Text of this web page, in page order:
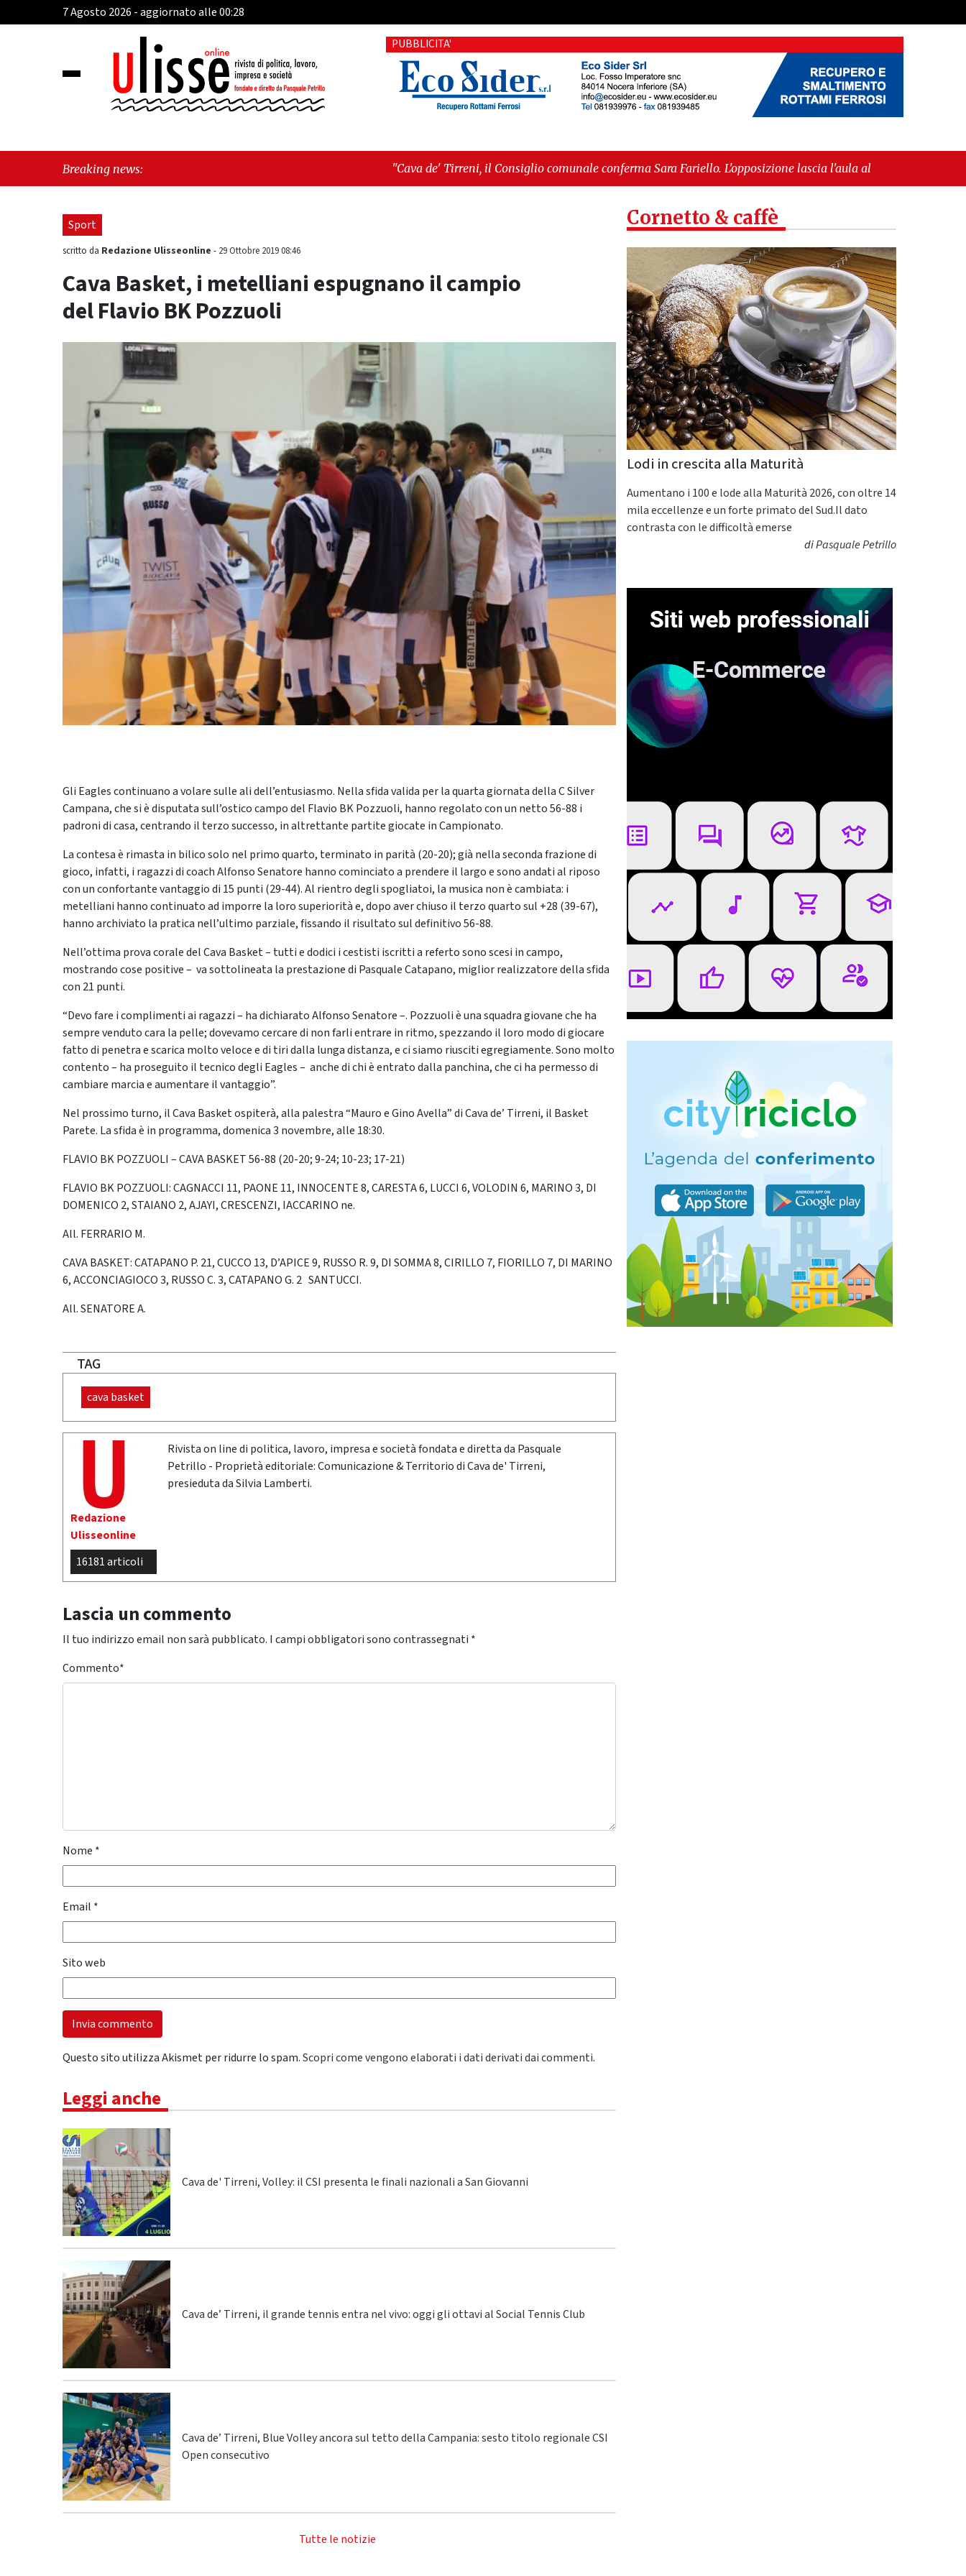
7 Agosto 2026 - aggiornato alle 00:28
PUBBLICITA'
Breaking news: "Cava de' Tirreni, il Consiglio comunale conferma Sara Fariello. L'opposizione lascia l'aula al momento del voto"
"Vietri sul Mare, giornata storica: la ceramica ammessa alla fase europea per l’IGP"
Sport
scritto da Redazione Ulisseonline - 29 Ottobre 2019 08:46
Cava Basket, i metelliani espugnano il campio
del Flavio BK Pozzuoli
Gli Eagles continuano a volare sulle ali dell’entusiasmo. Nella sfida valida per la quarta giornata della C Silver
Campana, che si è disputata sull’ostico campo del Flavio BK Pozzuoli, hanno regolato con un netto 56-88 i
padroni di casa, centrando il terzo successo, in altrettante partite giocate in Campionato.
La contesa è rimasta in bilico solo nel primo quarto, terminato in parità (20-20); già nella seconda frazione di
gioco, infatti, i ragazzi di coach Alfonso Senatore hanno cominciato a prendere il largo e sono andati al riposo
con un confortante vantaggio di 15 punti (29-44). Al rientro degli spogliatoi, la musica non è cambiata: i
metelliani hanno continuato ad imporre la loro superiorità e, dopo aver chiuso il terzo quarto sul +28 (39-67),
hanno archiviato la pratica nell’ultimo parziale, fissando il risultato sul definitivo 56-88.
Nell’ottima prova corale del Cava Basket – tutti e dodici i cestisti iscritti a referto sono scesi in campo,
mostrando cose positive – va sottolineata la prestazione di Pasquale Catapano, miglior realizzatore della sfida
con 21 punti.
“Devo fare i complimenti ai ragazzi – ha dichiarato Alfonso Senatore –. Pozzuoli è una squadra giovane che ha
sempre venduto cara la pelle; dovevamo cercare di non farli entrare in ritmo, spezzando il loro modo di giocare
fatto di penetra e scarica molto veloce e di tiri dalla lunga distanza, e ci siamo riusciti egregiamente. Sono molto
contento – ha proseguito il tecnico degli Eagles – anche di chi è entrato dalla panchina, che ci ha permesso di
cambiare marcia e aumentare il vantaggio”.
Nel prossimo turno, il Cava Basket ospiterà, alla palestra “Mauro e Gino Avella” di Cava de’ Tirreni, il Basket
Parete. La sfida è in programma, domenica 3 novembre, alle 18:30.
FLAVIO BK POZZUOLI – CAVA BASKET 56-88 (20-20; 9-24; 10-23; 17-21)
FLAVIO BK POZZUOLI: CAGNACCI 11, PAONE 11, INNOCENTE 8, CARESTA 6, LUCCI 6, VOLODIN 6, MARINO 3, DI
DOMENICO 2, STAIANO 2, AJAYI, CRESCENZI, IACCARINO ne.
All. FERRARIO M.
CAVA BASKET: CATAPANO P. 21, CUCCO 13, D’APICE 9, RUSSO R. 9, DI SOMMA 8, CIRILLO 7, FIORILLO 7, DI MARINO
6, ACCONCIAGIOCO 3, RUSSO C. 3, CATAPANO G. 2 SANTUCCI.
All. SENATORE A.
TAG
cava basket
Redazione
Ulisseonline
16181 articoli
Rivista on line di politica, lavoro, impresa e società fondata e diretta da Pasquale
Petrillo - Proprietà editoriale: Comunicazione & Territorio di Cava de' Tirreni,
presieduta da Silvia Lamberti.
Lascia un commento
Il tuo indirizzo email non sarà pubblicato. I campi obbligatori sono contrassegnati *
Commento*
Nome *
Email *
Sito web
Questo sito utilizza Akismet per ridurre lo spam.Scopri come vengono elaborati i dati derivati dai commenti.
Leggi anche
Cava de' Tirreni, Volley: il CSI presenta le finali nazionali a San Giovanni
Cava de’ Tirreni, il grande tennis entra nel vivo: oggi gli ottavi al Social Tennis Club
Cava de’ Tirreni, Blue Volley ancora sul tetto della Campania: sesto titolo regionale CSI
Open consecutivo
Tutte le notizie
Cornetto & caffè
Lodi in crescita alla Maturità
Aumentano i 100 e lode alla Maturità 2026, con oltre 14
mila eccellenze e un forte primato del Sud.Il dato
contrasta con le difficoltà emerse
diPasquale Petrillo